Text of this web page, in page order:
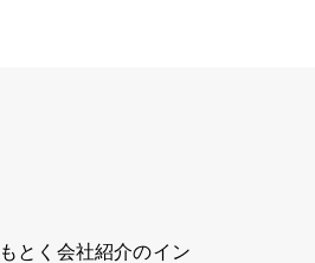
とく会社紹介のイン